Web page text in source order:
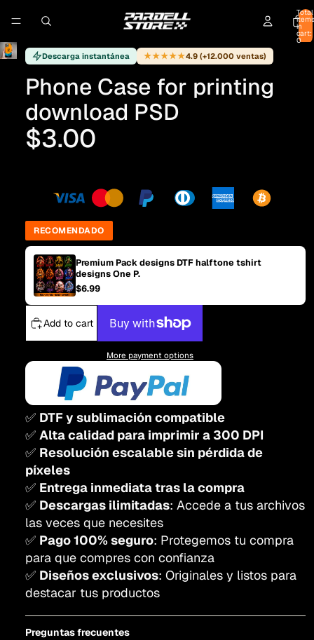
Total
items
in
cart:
0
Descarga instantánea ★★★★★4.9 (+12.000 ventas)
Phone Case for printing
download PSD
$3.00
RECOMENDADO
Premium Pack designs DTF halftone tshirt
designs One P.
$6.99
Add to cart
More payment options
✅ DTF y sublimación compatible
✅ Alta calidad para imprimir a 300 DPI
✅ Resolución escalable sin pérdida de
píxeles
✅ Entrega inmediata tras la compra
✅ Descargas ilimitadas: Accede a tus archivos
las veces que necesites
✅ Pago 100% seguro: Protegemos tu compra
para que compres con confianza
✅ Diseños exclusivos: Originales y listos para
destacar tus productos
Preguntas frecuentes